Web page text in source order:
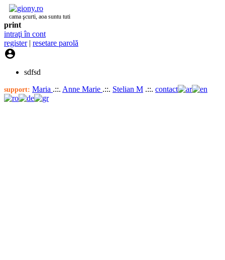
cama şcurti, aoa suntu tuti
print
intraţi în cont
register| resetare parolă

sdfsd
support: Maria .::. Anne Marie .::. Stelian M .::. contact